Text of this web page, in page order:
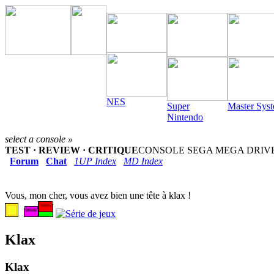
NES
Super
Nintendo
Master
select a console »
TEST · REVIEW · CRITIQUECONSOLE SEGA MEGA
Forum
Chat 1UP Index MD Index
Vous, mon cher, vous avez bien une tête à klax !
Klax
Klax